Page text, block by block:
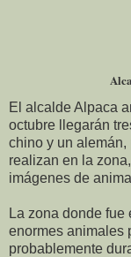
El alcalde Alpaca
octubre llegarán
chino y un
realizan en la
imágenes de
La zona donde fue
enormes animales
probablemente